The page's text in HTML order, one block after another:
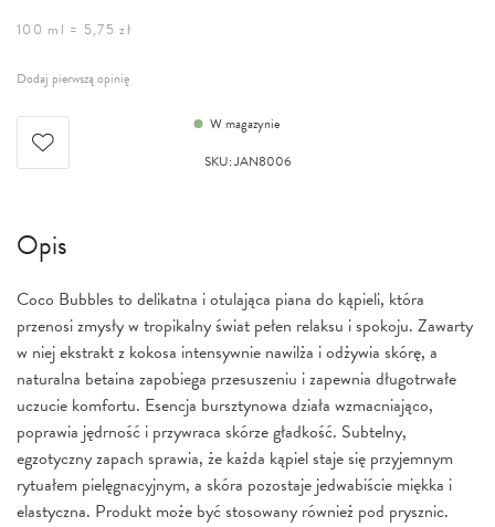
100 ml = 5,75 zł
Dodaj pierwszą opinię
W magazynie
SKU:JAN8006
Opis
Coco Bubbles to delikatna i otulająca piana do kąpieli, która
przenosi zmysły w tropikalny świat pełen relaksu i spokoju. Zawarty
w niej ekstrakt z kokosa intensywnie nawilża i odżywia skórę, a
naturalna betaina zapobiega przesuszeniu i zapewnia długotrwałe
uczucie komfortu. Esencja bursztynowa działa wzmacniająco,
poprawia jędrność i przywraca skórze gładkość. Subtelny,
egzotyczny zapach sprawia, że każda kąpiel staje się przyjemnym
rytuałem pielęgnacyjnym, a skóra pozostaje jedwabiście miękka i
elastyczna. Produkt może być stosowany również pod prysznic.